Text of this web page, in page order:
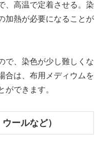
、高温で定着させる。染
加熱が必要になることが
で、染色が少し難しくな
合は、布用メディウムを
ができます。
ールなど）